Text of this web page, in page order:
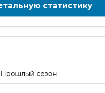
статистику
Прошлый сезон